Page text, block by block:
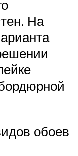
На
обоев